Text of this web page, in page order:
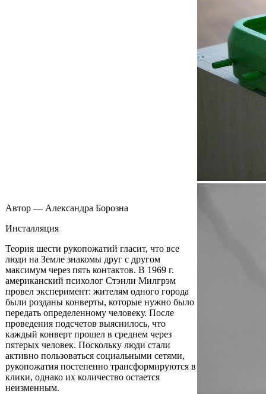
Автор — Александра Борозна
Инсталляция
Теория шести рукопожатий гласит, что все
люди на Земле знакомы друг с другом
максимум через пять контактов. В 1969 г.
американский психолог Стэнли Милгрэм
провел эксперимент: жителям одного города
были розданы конверты, которые нужно было
передать определенному человеку. После
проведения подсчетов выяснилось, что
каждый конверт прошел в среднем через
пятерых человек. Поскольку люди стали
активно пользоваться социальными сетями,
рукопожатия постепенно трансформируются в
клики, однако их количество остается
неизменным.